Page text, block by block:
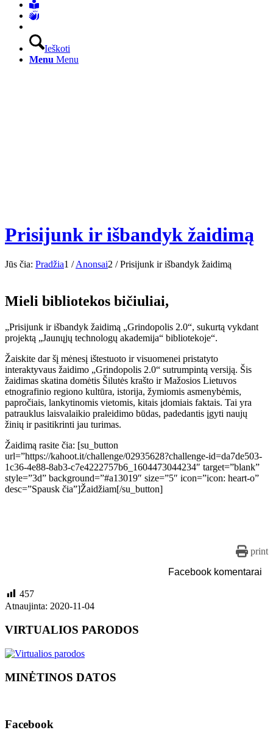
Ieškoti
Menu Menu
Prisijunk ir išbandyk žaidimą
Jūs čia: Pradžia1 / Anonsai2 / Prisijunk ir išbandyk žaidimą
Mieli bibliotekos bičiuliai,
„Prisijunk ir išbandyk žaidimą „Grindopolis 2.0“, sukurtą vykdant
projektą „Jaunųjų technologų akademija“ bibliotekoje“.
Žaiskite dar šį mėnesį ištestuoto ir visuomenei pristatyto
interaktyvaus žaidimo „Grindopolis 2.0“ sutrumpintą versiją. Šis
žaidimas skatina domėtis Šilutės krašto ir Mažosios Lietuvos
etnografinio regiono kultūra, istorija, žymiomis asmenybėmis,
papročiais, lankytinomis vietomis, kitais įdomiais faktais. Tai yra
patrauklus laisvalaikio praleidimo būdas, padedantis įgyti naujų
žinių ir pasitikrinti jau turimas.
Žaidimą rasite čia: [su_button
url=”https://kahoot.it/challenge/02935628?challenge-id=da7de503-
1c36-4e88-8ab3-c7e4222757b6_1604473044234″ target=”blank”
style=”3d” background=”#a13019″ size=”5″ icon=”icon: heart-o”
desc=”Spausk čia”]Žaidžiam[/su_button]
print
Facebook komentarai
457
Atnaujinta: 2020-11-04
VIRTUALIOS PARODOS
MINĖTINOS DATOS
Facebook